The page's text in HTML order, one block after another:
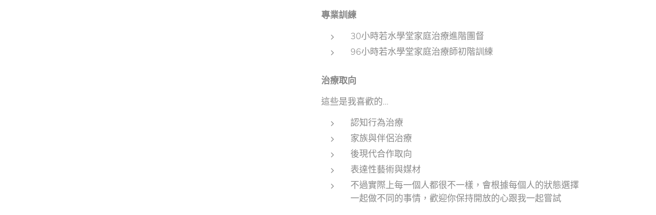
專業訓練
30小時若水學堂家庭治療進階團督
96小時若水學堂家庭治療師初階訓練
治療取向
這些是我喜歡的…
認知行為治療
家族與伴侶治療
後現代合作取向
表達性藝術與媒材
不過實際上每一個人都很不一樣，會根據每個人的狀態選擇
一起做不同的事情，歡迎你保持開放的心跟我一起嘗試